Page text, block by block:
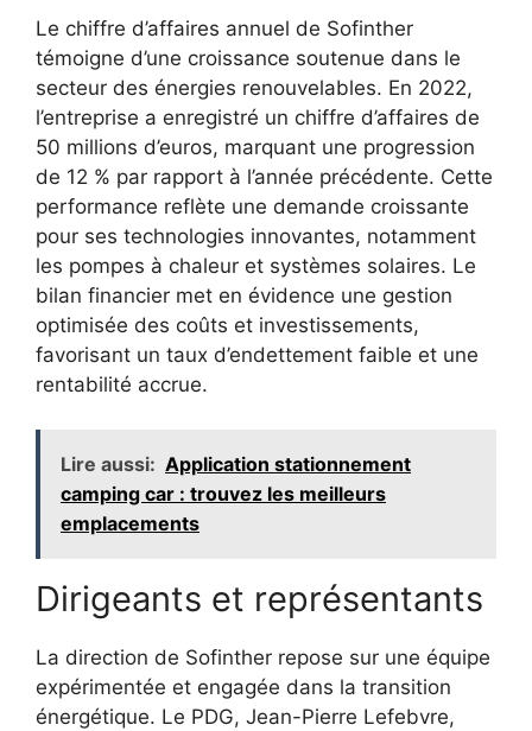
Le chiffre d’affaires annuel de Sofinther
témoigne d’une croissance soutenue dans le
secteur des énergies renouvelables. En 2022,
l’entreprise a enregistré un chiffre d’affaires de
50 millions d’euros, marquant une progression
de 12 % par rapport à l’année précédente. Cette
performance reflète une demande croissante
pour ses technologies innovantes, notamment
les pompes à chaleur et systèmes solaires. Le
bilan financier met en évidence une gestion
optimisée des coûts et investissements,
favorisant un taux d’endettement faible et une
rentabilité accrue.
Lire aussi: Application stationnement
camping car : trouvez les meilleurs
emplacements
Dirigeants et représentants
La direction de Sofinther repose sur une équipe
expérimentée et engagée dans la transition
énergétique. Le PDG, Jean-Pierre Lefebvre,